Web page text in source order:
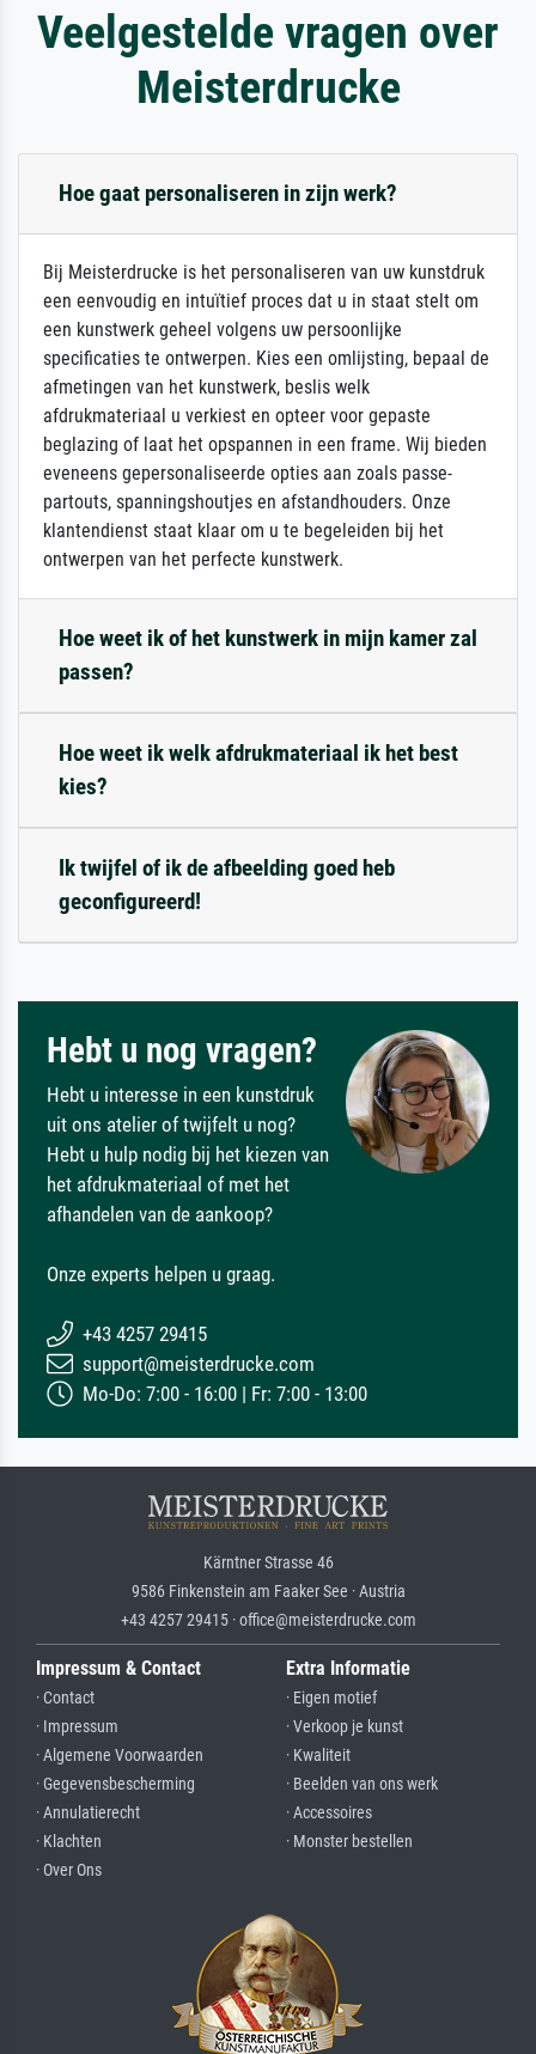
Veelgestelde vragen over
Meisterdrucke
Hoe gaat personaliseren in zijn werk?
Bij Meisterdrucke is het personaliseren van uw kunstdruk
een eenvoudig en intuïtief proces dat u in staat stelt om
een kunstwerk geheel volgens uw persoonlijke
specificaties te ontwerpen. Kies een omlijsting, bepaal de
afmetingen van het kunstwerk, beslis welk
afdrukmateriaal u verkiest en opteer voor gepaste
beglazing of laat het opspannen in een frame. Wij bieden
eveneens gepersonaliseerde opties aan zoals passe-
partouts, spanningshoutjes en afstandhouders. Onze
klantendienst staat klaar om u te begeleiden bij het
ontwerpen van het perfecte kunstwerk.
Hoe weet ik of het kunstwerk in mijn kamer zal
passen?
Hoe weet ik welk afdrukmateriaal ik het best
kies?
Ik twijfel of ik de afbeelding goed heb
geconfigureerd!
Hebt u nog vragen?
Hebt u interesse in een kunstdruk
uit ons atelier of twijfelt u nog?
Hebt u hulp nodig bij het kiezen van
het afdrukmateriaal of met het
afhandelen van de aankoop?
Onze experts helpen u graag.
+43 4257 29415
support@meisterdrucke.com
Mo-Do: 7:00 - 16:00 | Fr: 7:00 - 13:00
Kärntner Strasse 46
9586 Finkenstein am Faaker See · Austria
+43 4257 29415 · office@meisterdrucke.com
Impressum & Contact
· Contact
· Impressum
· Algemene Voorwaarden
· Gegevensbescherming
· Annulatierecht
· Klachten
· Over Ons
Extra Informatie
· Eigen motief
· Verkoop je kunst
· Kwaliteit
· Beelden van ons werk
· Accessoires
· Monster bestellen